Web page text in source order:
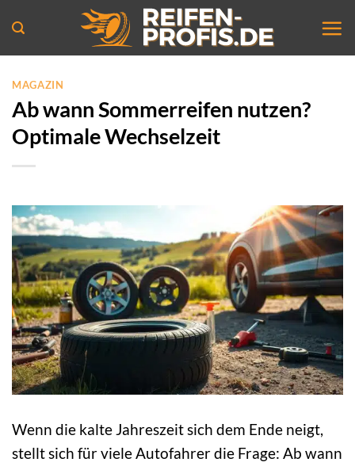
Inhalt
springen
MAGAZIN
Ab wann Sommerreifen nutzen?
Optimale Wechselzeit
Wenn die kalte Jahreszeit sich dem Ende neigt,
stellt sich für viele Autofahrer die Frage: Ab wann